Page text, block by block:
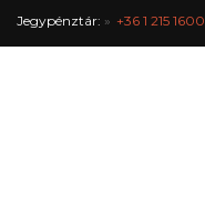
Jegypénztár: +36 1 215 1600